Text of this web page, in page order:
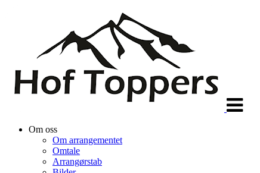
Om oss
Om arrangementet
Omtale
Arrangørstab